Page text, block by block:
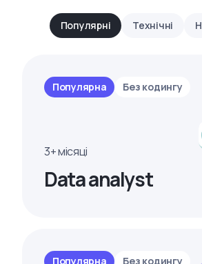
Популярні Технічні
Популярна Без кодингу
3+ місяці
Data analyst
Популярна Без кодингу